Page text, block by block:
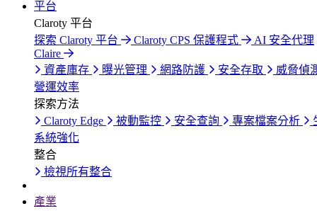
平台
Claroty 平台
探索 Claroty 平台
Claroty CPS 保護程式
AI 安全代理
Claire
資產庫存
曝光管理 網路防護 安全存取
威脅偵
營運效率
探索方法
Claroty Edge
被動監控 安全查詢 專案檔案分析
系統強化
整合
檢視所有整合
產業